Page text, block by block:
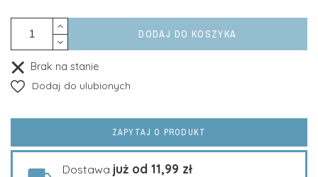
DODAJ DO KOSZYKA
Brak na stanie
Dodaj do ulubionych
ZAPYTAJ O PRODUKT
Dostawa już od 11,99 zł